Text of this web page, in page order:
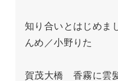
知り合いとはじめま
んめ／小野りた
賀茂大橋　香霧に雲